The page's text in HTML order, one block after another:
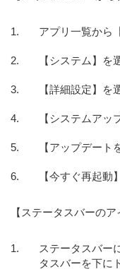
アプリ一覧から
【システム】を
【詳細設定】を
【システムアッ
【アップデート
【今すぐ再起動
【ステータスバーの
ステータスバー
タスバーを下に